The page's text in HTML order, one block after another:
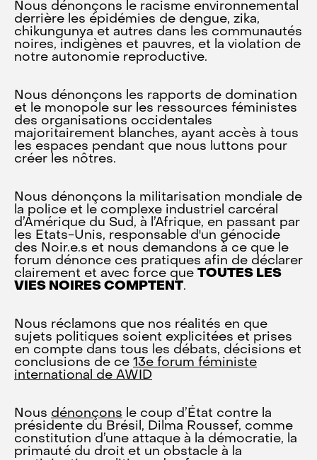
Nous dénonçons le racisme environnemental
derrière les épidémies de dengue, zika,
chikungunya et autres dans les communautés
noires, indigènes et pauvres, et la violation de
notre autonomie reproductive.
Nous dénonçons les rapports de domination
et le monopole sur les ressources féministes
des organisations occidentales
majoritairement blanches, ayant accès à tous
les espaces pendant que nous luttons pour
créer les nôtres.
Nous dénonçons la militarisation mondiale de
la police et le complexe industriel carcéral
d’Amérique du Sud, à l’Afrique, en passant par
les Etats-Unis, responsable d'un génocide
des Noir.e.s et nous demandons à ce que le
forum dénonce ces pratiques afin de déclarer
clairement et avec force que TOUTES LES
VIES NOIRES COMPTENT.
Nous réclamons que nos réalités en que
sujets politiques soient explicitées et prises
en compte dans tous les débats, décisions et
conclusions de ce 13e forum féministe
international de AWID
Nous dénonçons le coup d’État contre la
présidente du Brésil, Dilma Roussef, comme
constitution d’une attaque à la démocratie, la
primauté du droit et un obstacle à la